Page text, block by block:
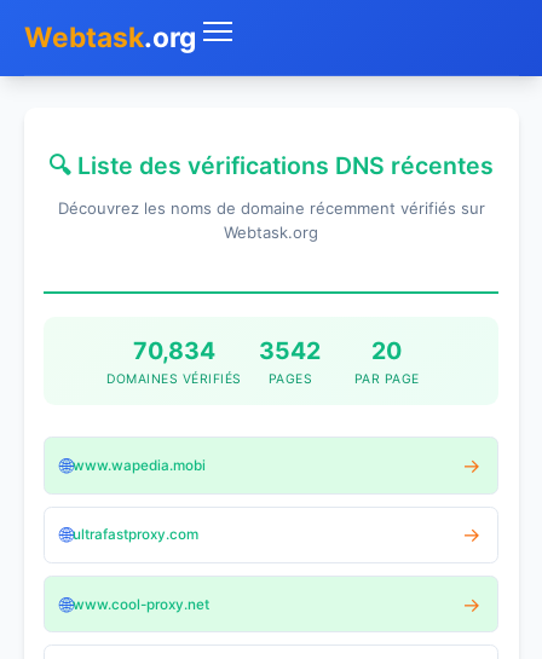
Webtask.org
Whois
SMS Gratuit
🔍 Liste des vérifications DNS récentes
Découvrez les noms de domaine récemment vérifiés sur
Webtask.org
70,834
DOMAINES VÉRIFIÉS
3542
PAGES
20
PAR PAGE
🌐www.wapedia.mobi →
🌐ultrafastproxy.com →
🌐www.cool-proxy.net →